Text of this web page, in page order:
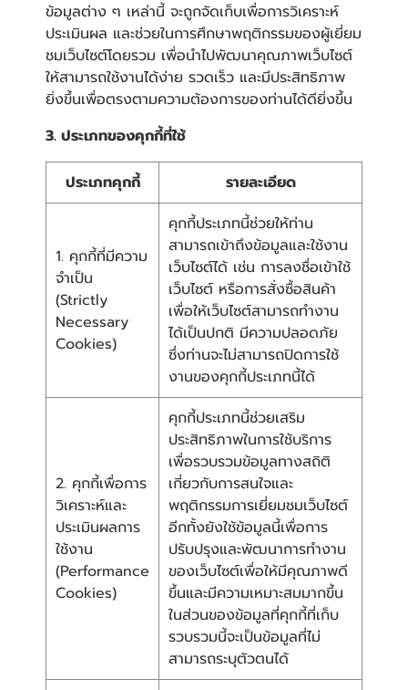
ข้อมูลต่าง ๆ เหล่านี้ จะถูกจัดเก็บเพื่อการวิเคราะห์
ประเมินผล และช่วยในการศึกษาพฤติกรรมของผู้เยี่ยม
ชมเว็บไซต์โดยรวม เพื่อนำไปพัฒนาคุณภาพเว็บไซต์
ให้สามารถใช้งานได้ง่าย รวดเร็ว และมีประสิทธิภาพ
ยิ่งขึ้นเพื่อตรงตามความต้องการของท่านได้ดียิ่งขึ้น
3. ประเภทของคุกกี้ที่ใช้
ประเภทคุกกี้ รายละเอียด
1. คุกกี้ที่มีความ
จำเป็น
(Strictly
Necessary
Cookies)
คุกกี้ประเภทนี้ช่วยให้ท่าน
สามารถเข้าถึงข้อมูลและใช้งาน
เว็บไซต์ได้ เช่น การลงชื่อเข้าใช้
เว็บไซต์ หรือการสั่งซื้อสินค้า
เพื่อให้เว็บไซต์สามารถทำงาน
ได้เป็นปกติ มีความปลอดภัย
ซึ่งท่านจะไม่สามารถปิดการใช้
งานของคุกกี้ประเภทนี้ได้
2. คุกกี้เพื่อการ
วิเคราะห์และ
ประเมินผลการ
ใช้งาน
(Performance
Cookies)
คุกกี้ประเภทนี้ช่วยเสริม
ประสิทธิภาพในการใช้บริการ
เพื่อรวบรวมข้อมูลทางสถิติ
เกี่ยวกับการสนใจและ
พฤติกรรมการเยี่ยมชมเว็บไซต์
อีกทั้งยังใช้ข้อมูลนี้เพื่อการ
ปรับปรุงและพัฒนาการทำงาน
ของเว็บไซต์เพื่อให้มีคุณภาพดี
ขึ้นและมีความเหมาะสมมากขึ้น
ในส่วนของข้อมูลที่คุกกี้ที่เก็บ
รวบรวมนี้จะเป็นข้อมูลที่ไม่
สามารถระบุตัวตนได้